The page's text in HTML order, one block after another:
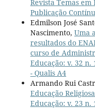
Revista Temas em
Publicação
Edmilson José
Nascimento, Uma
resultados do
curso de
Educação: v. 32 n.
- Qualis A4
Armando Rui
Educação
Educação: v. 23 n.